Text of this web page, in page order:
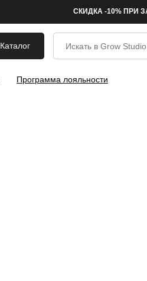
СКИДКА -10% ПРИ
Каталог
Программа лояльности